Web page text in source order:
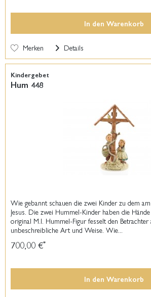
In den Warenkorb
Merken Details
Kindergebet
Hum 448
Wie gebannt schauen die zwei Kinder zu dem
Jesus. Die zwei Hummel-Kinder haben die
original M.I. Hummel-Figur fesselt den
unbeschreibliche Art und Weise. Wie...
700,00 €*
In den Warenkorb